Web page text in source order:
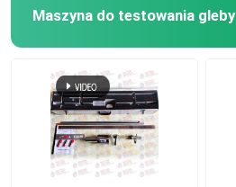
Maszyna do testowania gleby